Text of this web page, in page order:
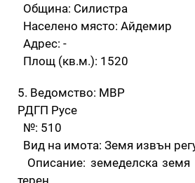
Община: Силистра
Населено място: Айдемир
Адрес: -
Площ (кв.м.): 1520
5. Ведомство: МВР
РДГП Русе
№: 510
Вид на имота: Земя извън
Описание: земеделска
терен